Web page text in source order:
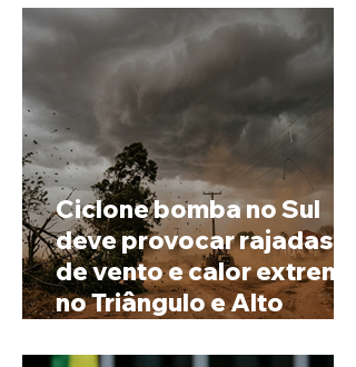
prenome
Ciclone bomba no Sul
deve provocar rajadas
de vento e calor extremo
no Triângulo e Alto